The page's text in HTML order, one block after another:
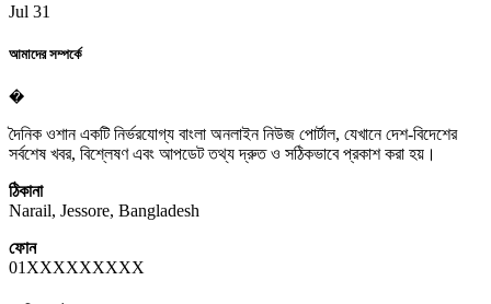
Jul 31
আমাদের সম্পর্কে
�
দৈনিক ওশান একটি নির্ভরযোগ্য বাংলা অনলাইন নিউজ পোর্টাল, যেখানে দেশ-বিদেশের
সর্বশেষ খবর, বিশ্লেষণ এবং আপডেট তথ্য দ্রুত ও সঠিকভাবে প্রকাশ করা হয়।
ঠিকানা
Narail, Jessore, Bangladesh
ফোন
01XXXXXXXXX